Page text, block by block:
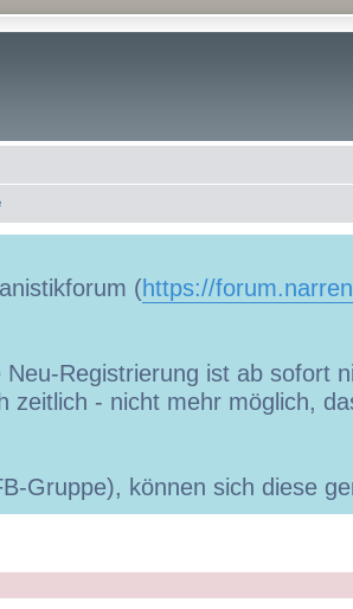
(https://
Registrierung ist ab sofort
- nicht mehr möglich,
Gruppe), können sich diese